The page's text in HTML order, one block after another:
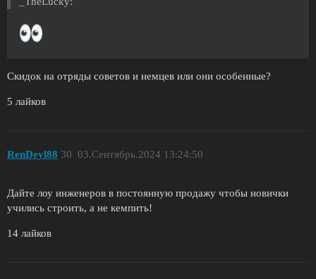
Скидок на отряды советов и немцев или они особенные?
5 лайков
RenDeyl88 03.Сентябрь.2024 13:24:50
30
Дайте лоу инженеров в постоянную продажу чтобы новички
учились строить, а не кемпить!
14 лайков